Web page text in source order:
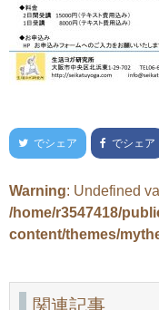
でシェア でシェア
Warning: Undefined
/home/r3547418/
content/themes/
関連記事